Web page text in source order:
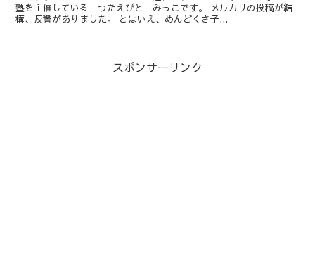
塾を主催している つたえびと みっこです。 メルカリの投稿が結
構、反響がありました。 とはいえ、めんどくさ子...
スポンサーリンク